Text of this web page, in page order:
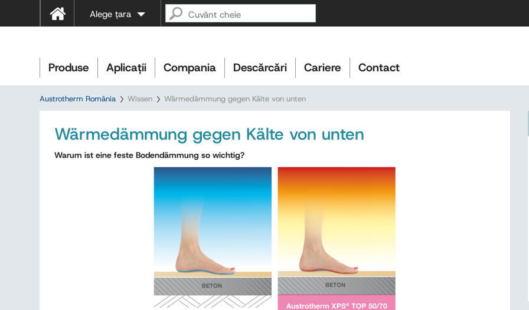
Alege țara
Produse Aplicații Compania Descărcări Cariere Contact
Austrotherm România Wissen Wärmedämmung gegen Kälte von unten
Wärmedämmung gegen Kälte von unten
Warum ist eine feste Bodendämmung so wichtig?